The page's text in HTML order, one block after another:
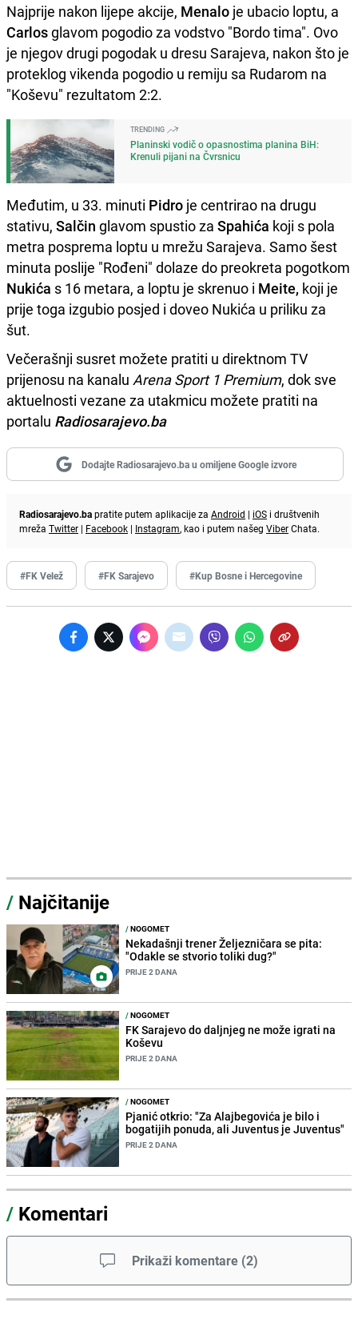
Najprije nakon lijepe akcije, Menalo je ubacio loptu, a
Carlosglavom pogodio za vodstvo "Bordo tima". Ovo
je njegov drugi pogodak u dresu Sarajeva, nakon što je
proteklog vikenda pogodio u remiju sa Rudarom na
"Koševu" rezultatom 2:2.
TRENDING
Planinski vodič o opasnostima planina BiH:
Krenuli pijani na Čvrsnicu
Međutim, u 33. minuti Pidro je centrirao na drugu
stativu, Salčin glavom spustio za Spahića koji s pola
metra posprema loptu u mrežu Sarajeva. Samo šest
minuta poslije "Rođeni" dolaze do preokreta pogotkom
Nukića s 16 metara, a loptu je skrenuo i Meite, koji je
prije toga izgubio posjed i doveo Nukića u priliku za
šut.
Večerašnji susret možete pratiti u direktnom TV
prijenosu na kanalu Arena Sport 1 Premium, dok sve
aktuelnosti vezane za utakmicu možete pratiti na
portalu Radiosarajevo.ba
Dodajte Radiosarajevo.ba u omiljene Google izvore
Radiosarajevo.bapratite putem aplikacije za Android | iOS i društvenih
mreža Twitter | Facebook | Instagram, kao i putem našeg ViberChata.
#FK Velež #FK Sarajevo #Kup Bosne i Hercegovine
/ Najčitanije
/NOGOMET
Nekadašnji trener Željezničara se pita:
"Odakle se stvorio toliki dug?"
PRIJE 2 DANA
/NOGOMET
FK Sarajevo do daljnjeg ne može igrati na
Koševu
PRIJE 2 DANA
/NOGOMET
Pjanić otkrio: "Za Alajbegovića je bilo i
bogatijih ponuda, ali Juventus je Juventus"
PRIJE 2 DANA
/ Komentari
Prikaži komentare (2)